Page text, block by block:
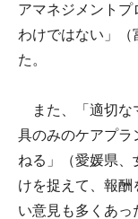
アマネジメントプ
わけではない」
た。
また、「適切な
具のみのケアプラ
ねる」（愛媛県
けを捉えて、報酬
い意見も多くあっ